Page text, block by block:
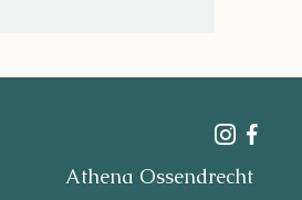
Athena Ossendrecht